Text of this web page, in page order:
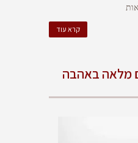
קרא עוד
מלאה באהבה